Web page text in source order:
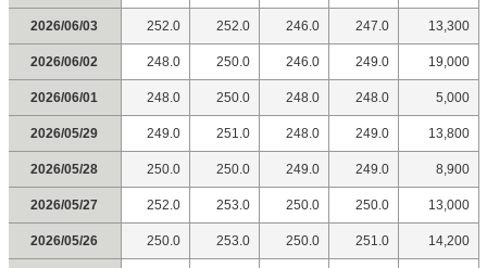
2026/06/03 252.0 252.0 246.0 247.0 13,300
2026/06/02 248.0 250.0 246.0 249.0 19,000
2026/06/01 248.0 250.0 248.0 248.0 5,000
2026/05/29 249.0 251.0 248.0 249.0 13,800
2026/05/28 250.0 250.0 249.0 249.0 8,900
2026/05/27 252.0 253.0 250.0 250.0 13,000
2026/05/26 250.0 253.0 250.0 251.0 14,200